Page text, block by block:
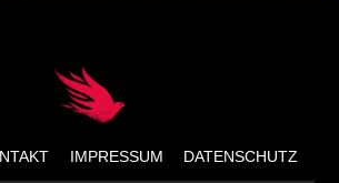
To
Top
IMPRESSUM DATENSCHUTZ